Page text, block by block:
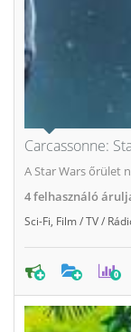
Carcassonne:
A Star Wars őrület
4felhasználó
Sci-Fi Film / TV /
0